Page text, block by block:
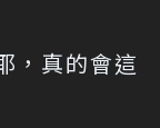
，真的會這